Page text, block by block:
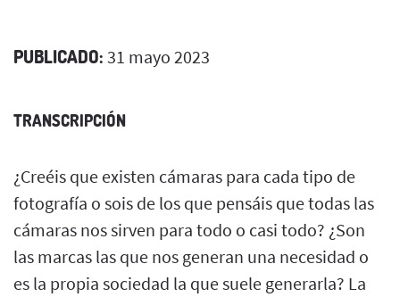
PUBLICADO: 31 mayo 2023
TRANSCRIPCIÓN
¿Creéis que existen cámaras para cada tipo de
fotografía o sois de los que pensáis que todas las
cámaras nos sirven para todo o casi todo? ¿Son
las marcas las que nos generan una necesidad o
es la propia sociedad la que suele generarla? La